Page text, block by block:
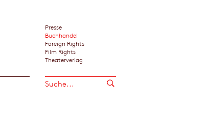
Presse
Buchhandel
Foreign Rights
Film Rights
Theaterverlag